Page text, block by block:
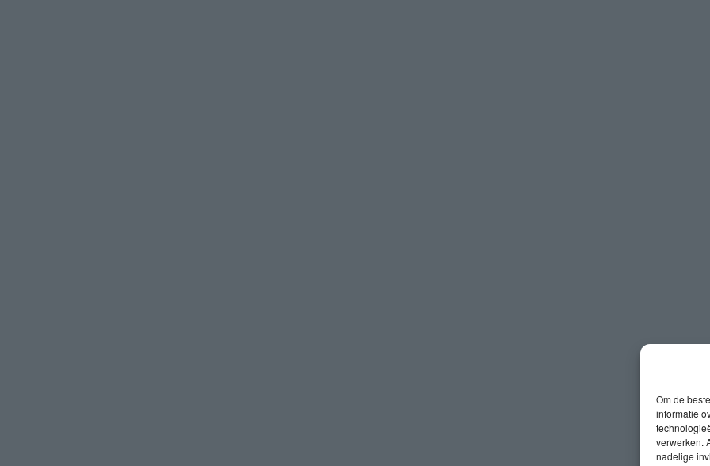
Om de
informatie
verwerken.
nadelige